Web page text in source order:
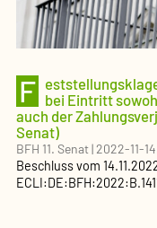
F bei Eintritt
auch der
Senat)
BFH 11. Senat|2022-11-14
Beschlussvom